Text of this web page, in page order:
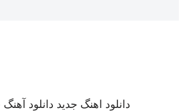
دانلود اهنگ جدید دانلود